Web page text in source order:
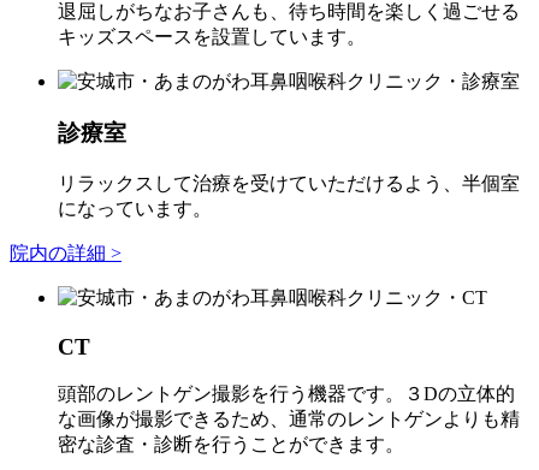
退屈しがちなお子さんも、待ち時間を楽しく過ごせる
キッズスペースを設置しています。
診療室
リラックスして治療を受けていただけるよう、半個室
になっています。
院内の詳細 >
CT
頭部のレントゲン撮影を行う機器です。３Dの立体的
な画像が撮影できるため、通常のレントゲンよりも精
密な診査・診断を行うことができます。